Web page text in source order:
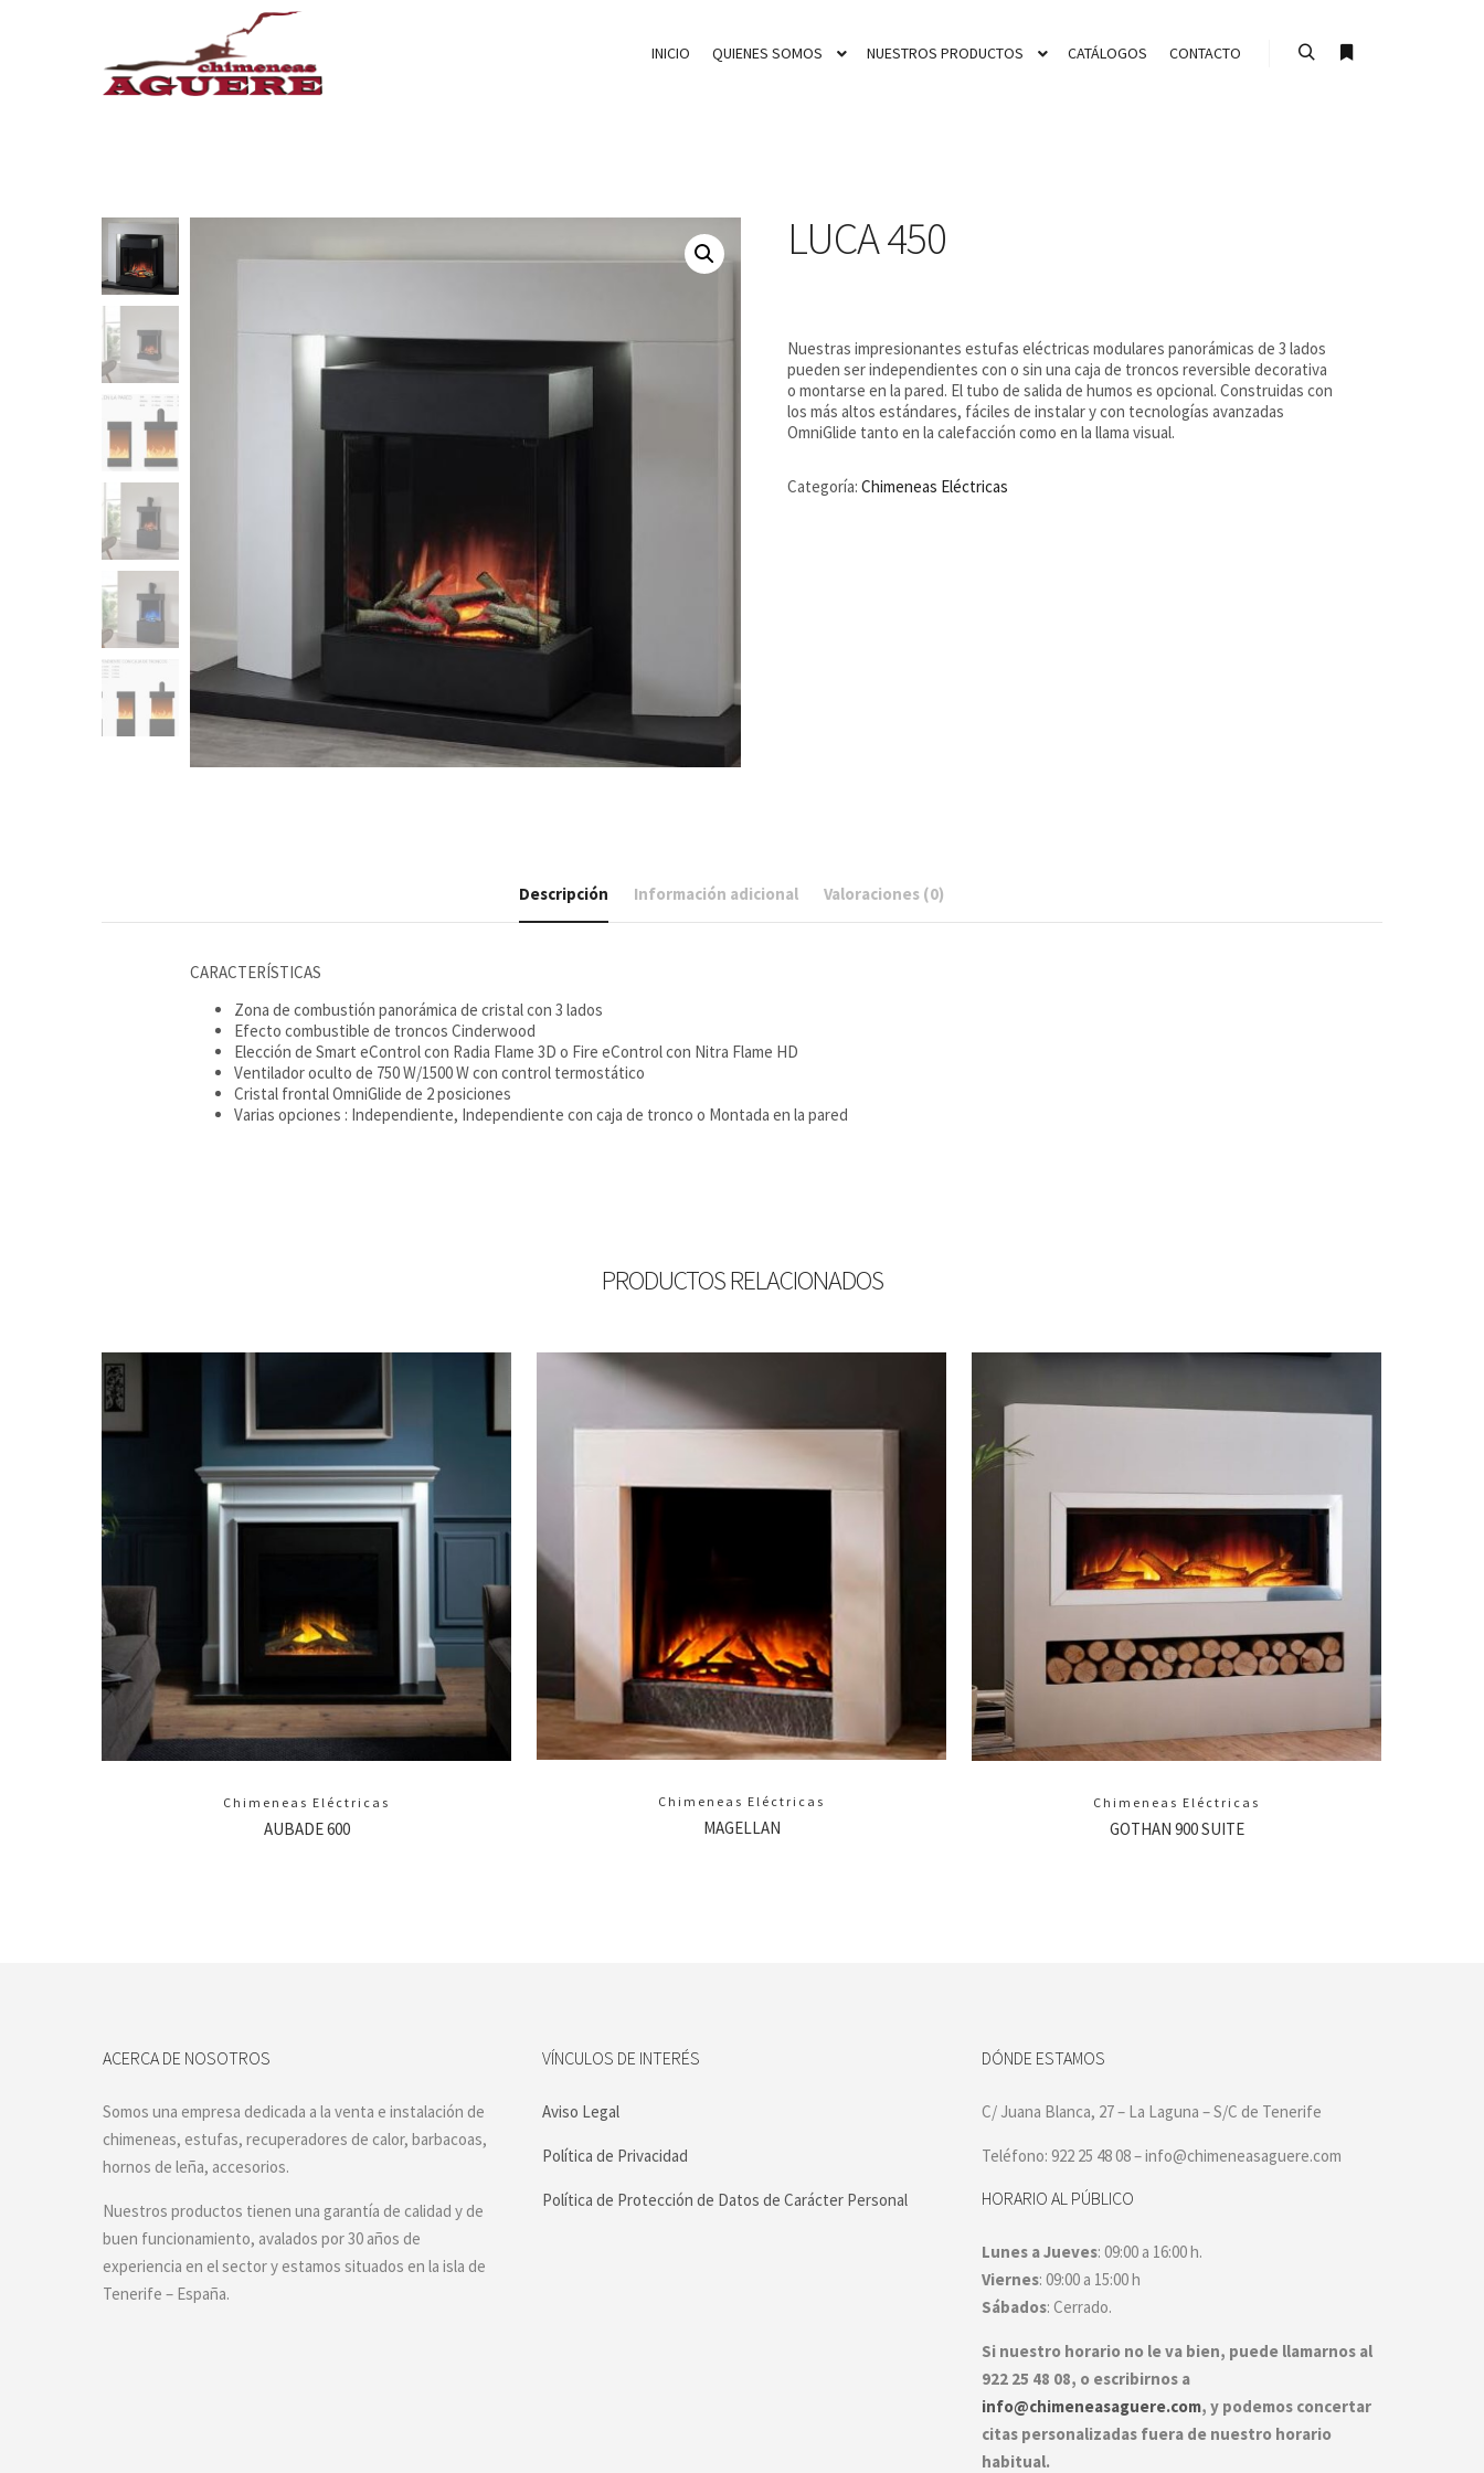
INICIO QUIENES SOMOS NUESTROS PRODUCTOS CATÁLOGOS CONTACTO
LUCA 450
Nuestras impresionantes estufas eléctricas modulares panorámicas de 3 lados
pueden ser independientes con o sin una caja de troncos reversible decorativa
o montarse en la pared. El tubo de salida de humos es opcional. Construidas con
los más altos estándares, fáciles de instalar y con tecnologías avanzadas
OmniGlide tanto en la calefacción como en la llama visual.
Categoría:Chimeneas Eléctricas
Descripción Información adicional Valoraciones (0)
CARACTERÍSTICAS
Zona de combustión panorámica de cristal con 3 lados
Efecto combustible de troncos Cinderwood
Elección de Smart eControl con Radia Flame 3D o Fire eControl con Nitra Flame HD
Ventilador oculto de 750 W/1500 W con control termostático
Cristal frontal OmniGlide de 2 posiciones
Varias opciones : Independiente, Independiente con caja de tronco o Montada en la pared
PRODUCTOS RELACIONADOS
Chimeneas Eléctricas
AUBADE 600
Chimeneas Eléctricas
MAGELLAN
Chimeneas Eléctricas
GOTHAN 900 SUITE
ACERCA DE NOSOTROS
Somos una empresa dedicada a la venta e instalación de
chimeneas, estufas, recuperadores de calor, barbacoas,
hornos de leña, accesorios.
Nuestros productos tienen una garantía de calidad y de
buen funcionamiento, avalados por 30 años de
experiencia en el sector y estamos situados en la isla de
Tenerife – España.
VÍNCULOS DE INTERÉS
Aviso Legal
Política de Privacidad
Política de Protección de Datos de Carácter Personal
DÓNDE ESTAMOS
C/ Juana Blanca, 27 – La Laguna – S/C de Tenerife
Teléfono: 922 25 48 08 – info@chimeneasaguere.com
HORARIO AL PÚBLICO
Lunes a Jueves: 09:00 a 16:00 h.
Viernes: 09:00 a 15:00 h
Sábados: Cerrado.
Si nuestro horario no le va bien, puede llamarnos al
922 25 48 08, o escribirnos a
info@chimeneasaguere.com, y podemos concertar
citas personalizadas fuera de nuestro horario
habitual.